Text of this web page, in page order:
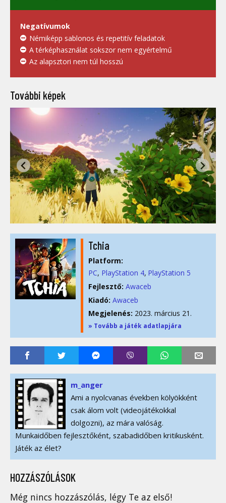
Negatívumok
Némiképp sablonos és repetitív feladatok
A térképhasználat sokszor nem egyértelmű
Az alapsztori nem túl hosszú
További képek
Tchia
Platform:
PC PlayStation 4 PlayStation 5
Fejlesztő: Awaceb
Kiadó: Awaceb
Megjelenés: 2023. március 21.
» Tovább a játék adatlapjára
m_anger
Ami a nyolcvanas években kölyökként
csak álom volt (videojátékokkal
dolgozni), az mára valóság.
Munkaidőben fejlesztőként, szabadidőben kritikusként.
Játék az élet?
HOZZÁSZÓLÁSOK
Még nincs hozzászólás, légy Te az első!